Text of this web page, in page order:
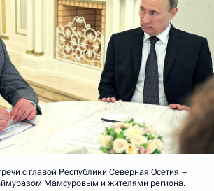
с главой Республики Северная Осетия –
Мамсуровым и жителями региона.